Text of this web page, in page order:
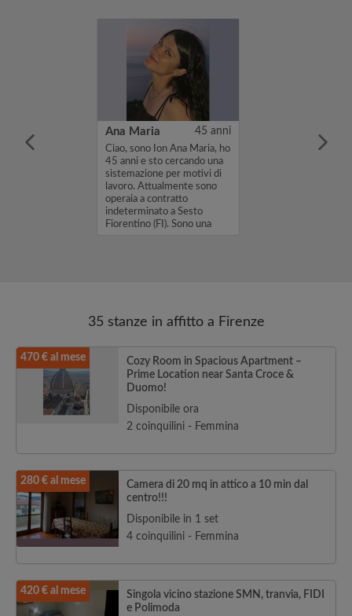
chiamo
Ana Maria 45 anni
Ciao, sono Ion Ana Maria, ho
45 anni e sto cercando una
sistemazione per motivi di
lavoro. Attualmente sono
operaia a contratto
indeterminato a Sesto
Fiorentino (FI). Sono una
35 stanze in affitto a Firenze
470 € al mese
Cozy Room in Spacious Apartment –
Prime Location near Santa Croce &
Duomo!
Disponibile ora
2 coinquilini - Femmina
280 € al mese
Camera di 20 mq in attico a 10 min dal
centro!!!
Disponibile in 1 set
4 coinquilini - Femmina
420 € al mese
Singola vicino stazione SMN, tranvia, FIDI
e Polimoda